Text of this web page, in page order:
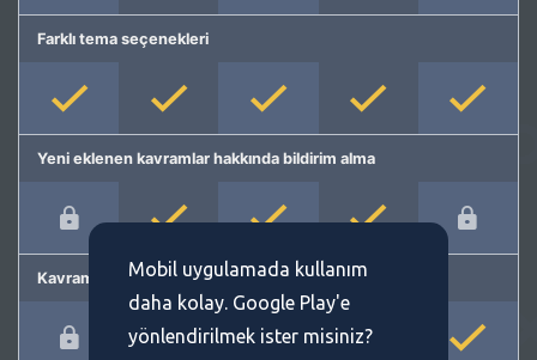
Farklı tema seçenekleri
Yeni eklenen kavramlar hakkında bildirim alma
Kavram önermeMobil uygulamada kullanım
daha kolay. Google Play'e
yönlendirilmek ister misiniz?